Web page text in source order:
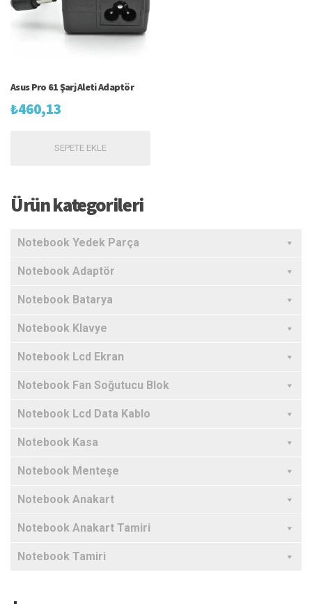
Asus Pro 61 Şarj Aleti Adaptör
₺460,13
SEPETE EKLE
Ürün kategorileri
Notebook Yedek Parça
Notebook Adaptör
Notebook Batarya
Notebook Klavye
Notebook Lcd Ekran
Notebook Fan Soğutucu Blok
Notebook Lcd Data Kablo
Notebook Kasa
Notebook Menteşe
Notebook Anakart
Notebook Anakart Tamiri
Notebook Tamiri